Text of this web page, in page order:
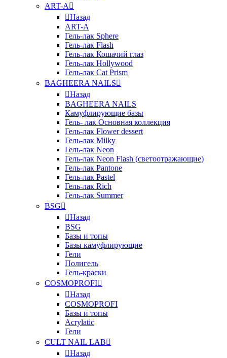
ART-A
Назад
ART-A
Гель-лак Sphere
Гель-лак Flash
Гель-лак Кошачий глаз
Гель-лак Hollywood
Гель-лак Cat Prism
BAGHEERA NAILS
Назад
BAGHEERA NAILS
Камуфлирующие базы
Гель- лак Основная коллекция
Гель-лак Flower dessert
Гель-лак Milky
Гель-лак Neon
Гель-лак Neon Flash (светоотражающие)
Гель-лак Pantone
Гель-лак Pastel
Гель-лак Rich
Гель-лак Summer
BSG
Назад
BSG
Базы и топы
Базы камуфлирующие
Гели
Полигель
Гель-краски
COSMOPROFI
Назад
COSMOPROFI
Базы и топы
Acrylatic
Гели
CULT NAIL LAB
Назад